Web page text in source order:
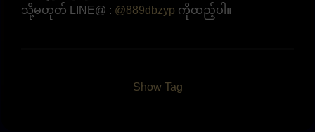
သို့မဟုတ် LINE@ : @889dbzyp ကိုထည့်ပါ။
Show Tag